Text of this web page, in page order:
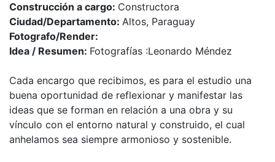
Construcción a cargo: Constructora
Ciudad/Departamento: Altos, Paraguay
Fotografo/Render:
Idea / Resumen: Fotografías :Leonardo Méndez
Cada encargo que recibimos, es para el estudio una
buena oportunidad de reflexionar y manifestar las
ideas que se forman en relación a una obra y su
vínculo con el entorno natural y construido, el cual
anhelamos sea siempre armonioso y sostenible.